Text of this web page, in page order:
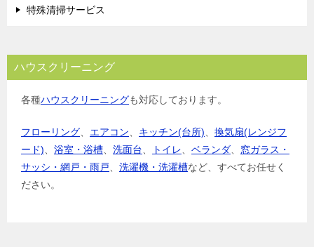
特殊清掃サービス
ハウスクリーニング
各種ハウスクリーニングも対応しております。
フローリング エアコン キッチン(台所)
換気扇(レンジフ
ード)
浴室・浴槽 洗面台 トイレ ベランダ
窓ガラス・
サッシ・網戸・雨戸
洗濯機・洗濯槽など、すべてお任せく
ださい。